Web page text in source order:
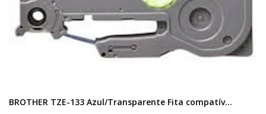
BROTHER TZE-133 Azul/Transparente Fita compatív...